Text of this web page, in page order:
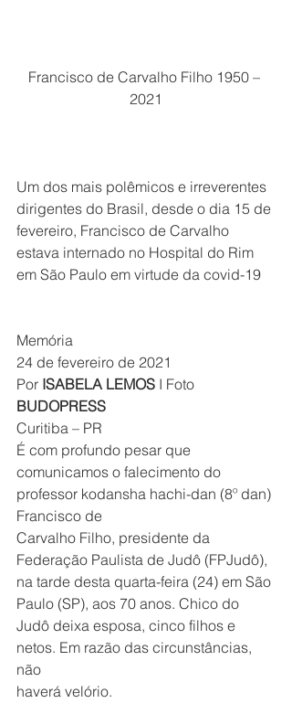
Francisco de Carvalho Filho 1950 –
2021
Um dos mais polêmicos e irreverentes
dirigentes do Brasil, desde o dia 15 de
fevereiro, Francisco de Carvalho
estava internado no Hospital do Rim
em São Paulo em virtude da covid-19
Memória
24 de fevereiro de 2021
Por ISABELA LEMOS I Foto
BUDOPRESS
Curitiba – PR
É com profundo pesar que
comunicamos o falecimento do
professor kodansha hachi-dan (8º dan)
Francisco de
Carvalho Filho, presidente da
Federação Paulista de Judô (FPJudô),
na tarde desta quarta-feira (24) em São
Paulo (SP), aos 70 anos. Chico do
Judô deixa esposa, cinco filhos e
netos. Em razão das circunstâncias,
não
haverá velório.